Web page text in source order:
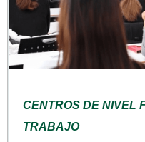
CENTROS DE NIVEL
TRABAJO